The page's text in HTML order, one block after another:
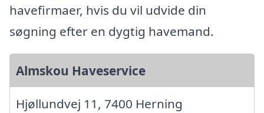
havefirmaer, hvis du vil udvide din
søgning efter en dygtig havemand.
Almskou Haveservice
Hjøllundvej 11, 7400 Herning